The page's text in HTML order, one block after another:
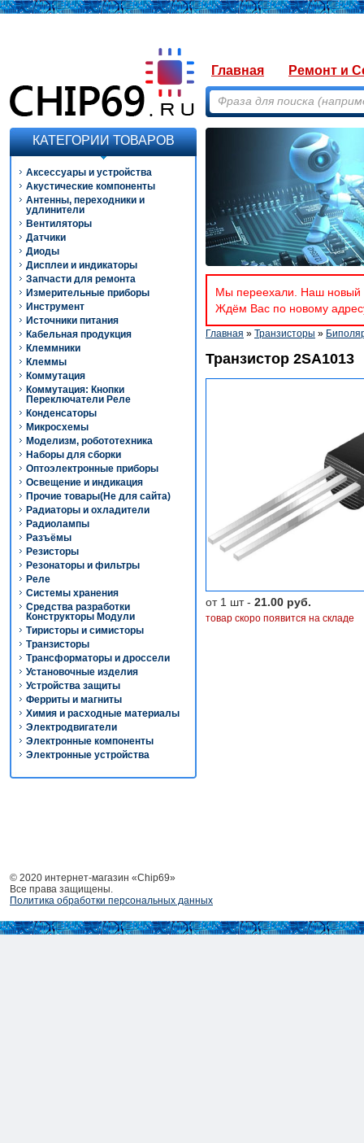
Главная Ремонт и
КАТЕГОРИИ ТОВАРОВ
Аксессуары и устройства
Акустические компоненты
Антенны, переходники и
удлинители
Вентиляторы
Датчики
Диоды
Дисплеи и индикаторы
Запчасти для ремонта
Измерительные приборы
Инструмент
Источники питания
Кабельная продукция
Клеммники
Клеммы
Коммутация
Коммутация: Кнопки
Переключатели Реле
Конденсаторы
Микросхемы
Моделизм, робототехника
Наборы для сборки
Оптоэлектронные приборы
Освещение и индикация
Прочие товары(Не для сайта)
Радиаторы и охладители
Радиолампы
Разъёмы
Резисторы
Резонаторы и фильтры
Реле
Системы хранения
Средства разработки
Конструкторы Модули
Тиристоры и симисторы
Транзисторы
Трансформаторы и дроссели
Установочные изделия
Устройства защиты
Ферриты и магниты
Химия и расходные материалы
Электродвигатели
Электронные компоненты
Электронные устройства
Мы переехали. Наш новый
Ждём Вас по новому
Главная » Транзисторы »
Транзистор 2SA1013
от 1 шт - 21.00 руб.
товар скоро появится на складе
© 2020 интернет-магазин «Chip69»
Все права защищены.
Политика обработки персональных данных